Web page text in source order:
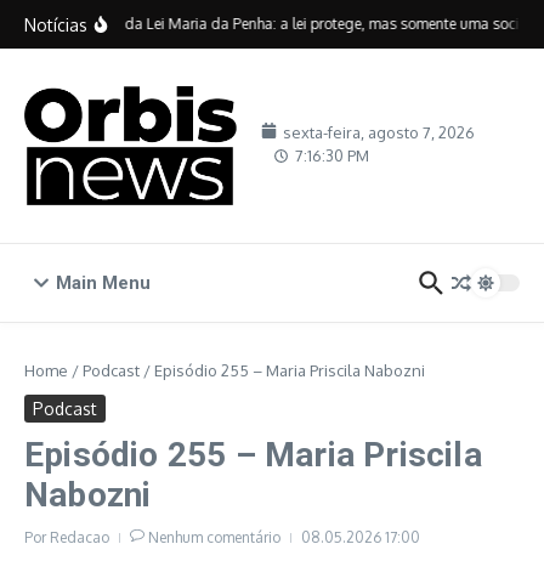
Ir para o conteúdo
Notícias
Vinte anos da Lei Maria da Penha: a lei protege, mas somente uma
sexta-feira, agosto 7, 2026
7:16:30 PM
Main Menu
Home / Podcast / Episódio 255 – Maria Priscila Nabozni
Podcast
Episódio 255 – Maria Priscila
Nabozni
Por Redacao Nenhum comentário 08.05.2026 17:00